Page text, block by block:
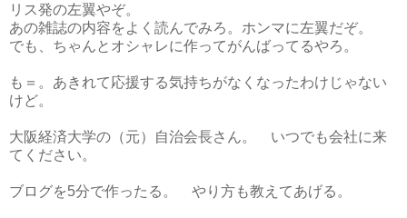
リス発の左翼やぞ。
あの雑誌の内容をよく読んでみろ。ホンマに左翼だぞ。
でも、ちゃんとオシャレに作ってがんばってるやろ。
も＝。あきれて応援する気持ちがなくなったわけじゃない
けど。
大阪経済大学の（元）自治会長さん。 いつでも会社に来
てください。
ブログを5分で作ったる。 やり方も教えてあげる。